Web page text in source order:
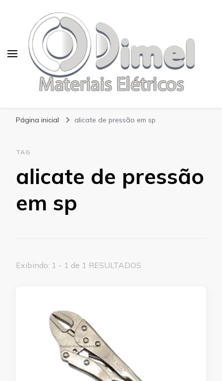
Página inicial alicate de pressão em sp
TAG
alicate de pressão
em sp
Exibindo: 1 - 1 de 1 RESULTADOS